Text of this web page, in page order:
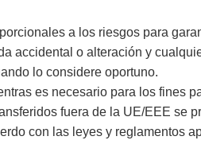
a los riesgos para
accidental o alteración y
lo considere oportuno.
es necesario para los fines
fuera de la UE/EEE se
con las leyes y reglamentos